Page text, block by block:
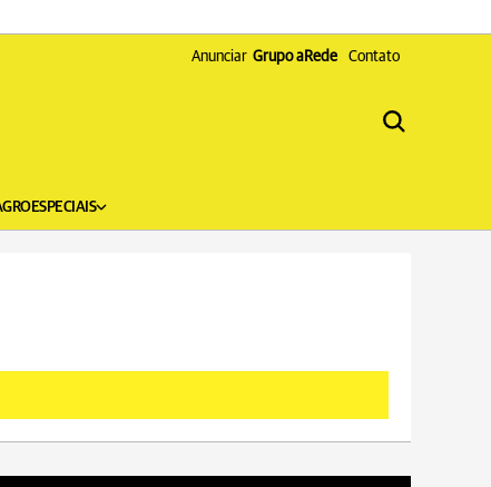
Anunciar Grupo aRede Contato
ESPECIAIS